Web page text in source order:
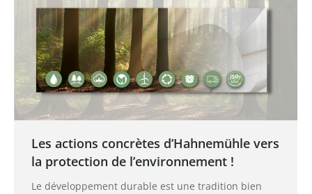
Les actions concrètes d’Hahnemühle vers
la protection de l’environnement !
Le développement durable est une tradition bien